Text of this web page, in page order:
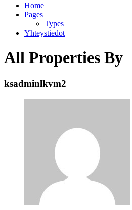
Home
Pages
Types
Yhteystiedot
All Properties By
ksadminlkvm2